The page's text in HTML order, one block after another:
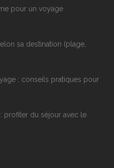
pour un voyage
sa destination (plage,
: conseils pratiques pour
profiter du séjour avec le